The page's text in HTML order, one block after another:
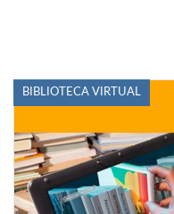
BIBLIOTECA VIRTUAL